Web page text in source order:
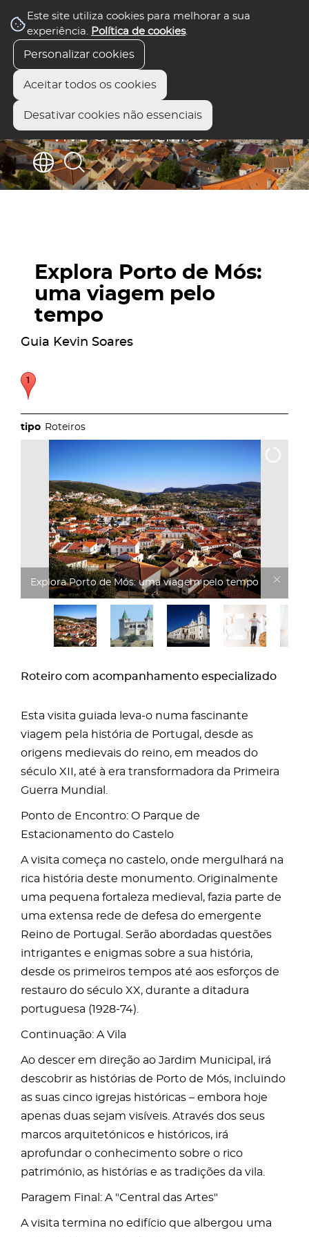
Este site utiliza cookies para melhorar a sua
experiência. Política de cookies.
Personalizar cookies
Aceitar todos os cookies
Desativar cookies não essenciais
Explora Porto de Mós:
uma viagem pelo
tempo
Guia Kevin Soares
Roteiros
Explora Porto de Mós
Roteiro com acompanhamento especializado
Esta visita guiada leva-o numa fascinante
viagem pela história de Portugal, desde as
origens medievais do reino, em meados do
século XII, até à era transformadora da Primeira
Guerra Mundial.
Ponto de Encontro: O Parque de
Estacionamento do Castelo
A visita começa no castelo, onde mergulhará na
rica história deste monumento. Originalmente
uma pequena fortaleza medieval, fazia parte de
uma extensa rede de defesa do emergente
Reino de Portugal. Serão abordadas questões
intrigantes e enigmas sobre a sua história,
desde os primeiros tempos até aos esforços de
restauro do século XX, durante a ditadura
portuguesa (1928-74).
Continuação: A Vila
Ao descer em direção ao Jardim Municipal, irá
descobrir as histórias de Porto de Mós, incluindo
as suas cinco igrejas históricas – embora hoje
apenas duas sejam visíveis. Através dos seus
marcos arquitetónicos e históricos, irá
aprofundar o conhecimento sobre o rico
património, as histórias e as tradições da vila.
Paragem Final: A "Central das Artes"
A visita termina no edifício que albergou uma